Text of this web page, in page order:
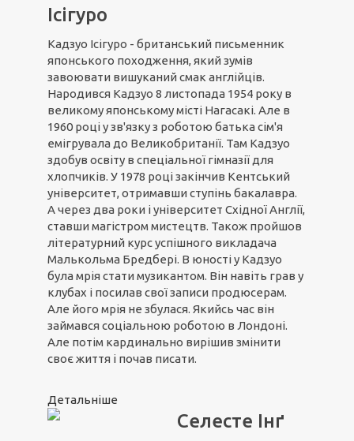
Ісігуро
Кадзуо Ісігуро - британський письменник
японського походження, який зумів
завоювати вишуканий смак англійців.
Народився Кадзуо 8 листопада 1954 року в
великому японському місті Нагасакі. Але в
1960 році у зв'язку з роботою батька сім'я
емігрувала до Великобританії. Там Кадзуо
здобув освіту в спеціальної гімназії для
хлопчиків. У 1978 році закінчив Кентський
університет, отримавши ступінь бакалавра.
А через два роки і університет Східної Англії,
ставши магістром мистецтв. Також пройшов
літературний курс успішного викладача
Малькольма Бредбері. В юності у Кадзуо
була мрія стати музикантом. Він навіть грав у
клубах і посилав свої записи продюсерам.
Але його мрія не збулася. Якийсь час він
займався соціальною роботою в Лондоні.
Але потім кардинально вирішив змінити
своє життя і почав писати.
Детальніше
Селесте Інґ